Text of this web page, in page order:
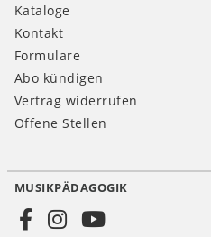
Kataloge
Kontakt
Formulare
Abo kündigen
Vertrag widerrufen
Offene Stellen
Social
MUSIKPÄDAGOGIK